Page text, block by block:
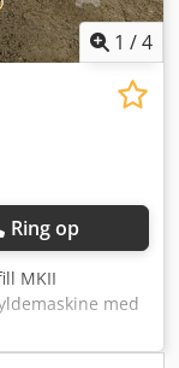
1 /4
Ring op
MKII
med
Ivco Acpock